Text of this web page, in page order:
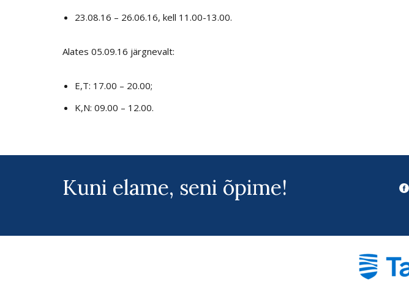
23.08.16 – 26.06.16, kell 11.00-13.00.
Alates 05.09.16 järgnevalt:
E,T: 17.00 – 20.00;
K,N: 09.00 – 12.00.
Kuni elame, seni õpime!